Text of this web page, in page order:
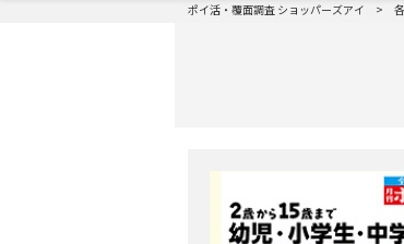
ポイ活・覆面調査 ショッパーズアイ